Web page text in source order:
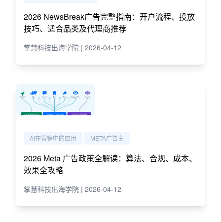
2026 NewsBreak广告完整指南：开户流程、投放
技巧、适合品类及代理商推荐
掌慧科技出海学院 | 2026-04-12
AI在营销中的应用 META广告主
2026 Meta 广告政策全解读：算法、合规、成本、
效果全攻略
掌慧科技出海学院 | 2026-04-12